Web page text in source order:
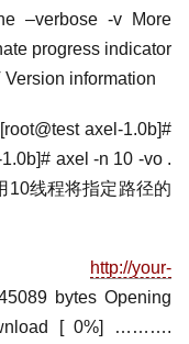
–verbose -v More
progress indicator
information
axel-1.0b]#
axel -n 10 -vo .
10线程将指定路径的
http://your-
bytes Opening
[ 0%] ……….